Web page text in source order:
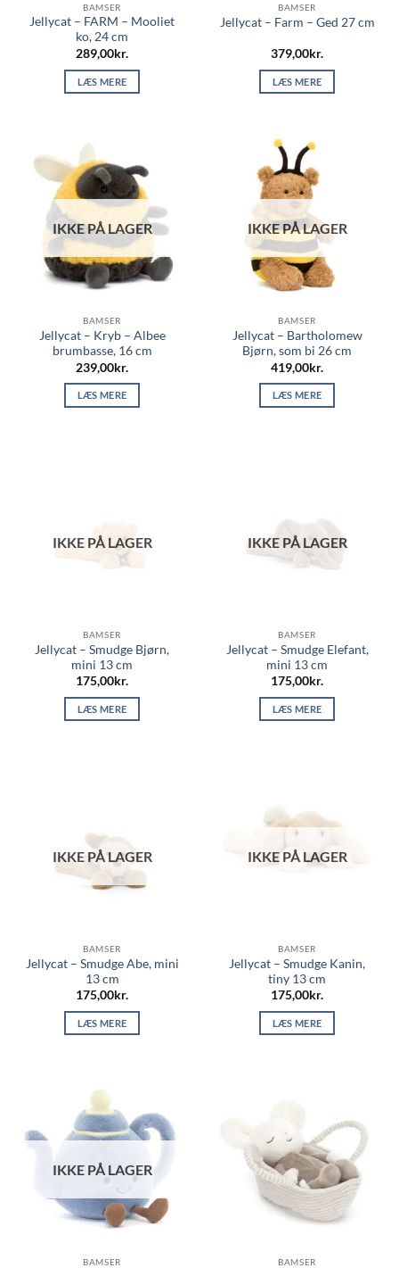
BAMSER
Jellycat – FARM – Mooliet
ko, 24 cm
289,00kr.
LÆS MERE
BAMSER
Jellycat – Farm – Ged 27 cm
379,00kr.
LÆS MERE
IKKE PÅ LAGER
BAMSER
Jellycat – Kryb – Albee
brumbasse, 16 cm
239,00kr.
LÆS MERE
IKKE PÅ LAGER
BAMSER
Jellycat – Bartholomew
Bjørn, som bi 26 cm
419,00kr.
LÆS MERE
IKKE PÅ LAGER
BAMSER
Jellycat – Smudge Bjørn,
mini 13 cm
175,00kr.
LÆS MERE
IKKE PÅ LAGER
BAMSER
Jellycat – Smudge Elefant,
mini 13 cm
175,00kr.
LÆS MERE
IKKE PÅ LAGER
BAMSER
Jellycat – Smudge Abe, mini
13 cm
175,00kr.
LÆS MERE
IKKE PÅ LAGER
BAMSER
Jellycat – Smudge Kanin,
tiny 13 cm
175,00kr.
LÆS MERE
IKKE PÅ LAGER
BAMSER BAMSER